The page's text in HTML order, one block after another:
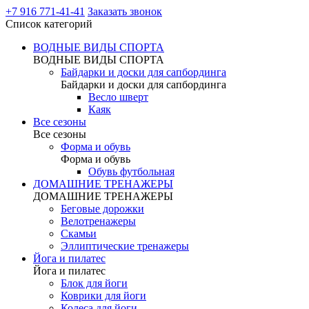
+7 916 771-41-41 Заказать звонок
Список категорий
ВОДНЫЕ ВИДЫ СПОРТА
ВОДНЫЕ ВИДЫ СПОРТА
Байдарки и доски для сапбординга
Байдарки и доски для сапбординга
Весло шверт
Каяк
Все сезоны
Все сезоны
Форма и обувь
Форма и обувь
Обувь футбольная
ДОМАШНИЕ ТРЕНАЖЕРЫ
ДОМАШНИЕ ТРЕНАЖЕРЫ
Беговые дорожки
Велотренажеры
Скамьи
Эллиптические тренажеры
Йога и пилатес
Йога и пилатес
Блок для йоги
Коврики для йоги